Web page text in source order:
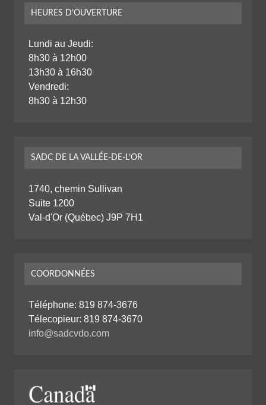
HEURES D’OUVERTURE
Lundi au Jeudi:
8h30 à 12h00
13h30 à 16h30
Vendredi:
8h30 à 12h30
SADC DE LA VALLÉE-DE-L’OR
1740, chemin Sullivan
Suite 1200
Val-d'Or (Québec) J9P 7H1
COORDONNÉES
Téléphone: 819 874-3676
Télecopieur: 819 874-3670
info@sadcvdo.com